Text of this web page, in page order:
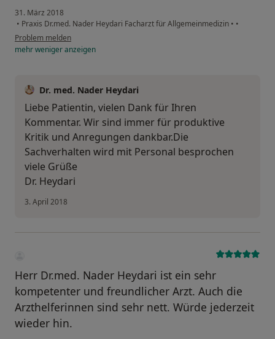
31. März 2018
• Praxis Dr.med. Nader Heydari Facharzt für Allgemeinmedizin • •
Problem melden
mehrwenigeranzeigen
Dr. med. Nader Heydari
Liebe Patientin, vielen Dank für Ihren
Kommentar. Wir sind immer für produktive
Kritik und Anregungen dankbar.Die
Sachverhalten wird mit Personal besprochen
viele Grüße
Dr. Heydari
3. April 2018
Herr Dr.med. Nader Heydari ist ein sehr
kompetenter und freundlicher Arzt. Auch die
Arzthelferinnen sind sehr nett. Würde jederzeit
wieder hin.